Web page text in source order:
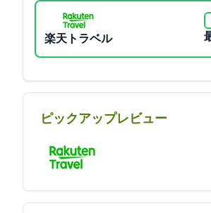
楽天トラベル
ピックアップレビュー